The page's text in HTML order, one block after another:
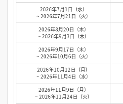
2026年7月1日（水）
~ 2026年7月21日（火）
2026年8月20日（木）
~ 2026年9月3日（木）
2026年9月17日（木）
~ 2026年10月6日（火）
2026年10月12日（月）
~ 2026年11月4日（水）
2026年11月9日（月）
~ 2026年11月24日（火）